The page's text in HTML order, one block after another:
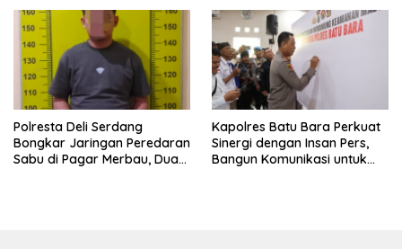
Miliki Rumah Layak Huni
Segera Terwujud
Polresta Deli Serdang
Bongkar Jaringan Peredaran
Sabu di Pagar Merbau, Dua
Kapolres Batu Bara Perkuat
Sinergi dengan Insan Pers,
Bangun Komunikasi untuk